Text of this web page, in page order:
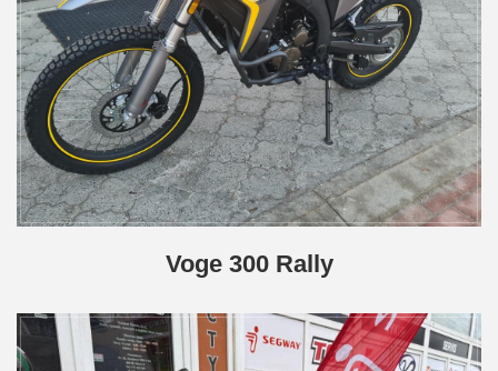
Voge 300 Rally